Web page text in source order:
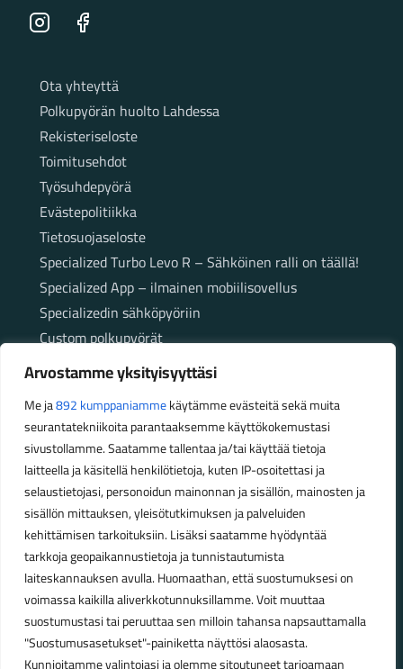
Arvostamme yksityisyyttäsi
Me ja892 kumppaniammekäytämme evästeitä sekä muita
seurantatekniikoita parantaaksemme käyttökokemustasi
sivustollamme. Saatamme tallentaa ja/tai käyttää tietoja
laitteella ja käsitellä henkilötietoja, kuten IP-osoitettasi ja
selaustietojasi, personoidun mainonnan ja sisällön, mainosten ja
sisällön mittauksen, yleisötutkimuksen ja palveluiden
kehittämisen tarkoituksiin. Lisäksi saatamme hyödyntää
tarkkoja geopaikannustietoja ja tunnistautumista
laiteskannauksen avulla. Huomaathan, että suostumuksesi on
voimassa kaikilla aliverkkotunnuksillamme. Voit muuttaa
suostumustasi tai peruuttaa sen milloin tahansa napsauttamalla
"Suostumusasetukset"-painiketta näyttösi alaosasta.
Instagram Facebook
SivutOta yhteyttä
Polkupyörän huolto Lahdessa
Rekisteriseloste
Toimitusehdot
Työsuhdepyörä
Evästepolitiikka
Tietosuojaseloste
Specialized Turbo Levo R – Sähköinen ralli on täällä!
Specialized App – ilmainen mobiilisovellus
Specializedin sähköpyöriin
Custom polkupyörät
Fatbikellä helppoa ja huoletonta etenemistä
maastossa
Aukioloajat
Talvikauden aukioloajat (1.10.2025 – 28.2.2026)
Ma-Pe 10-18
La 10-14
Kesäkauden aukioloajat (1.3.2026 – 30.9.2026)
Ma-Pe 10-18
La 9-15
Poikkeavat aukioloajat: